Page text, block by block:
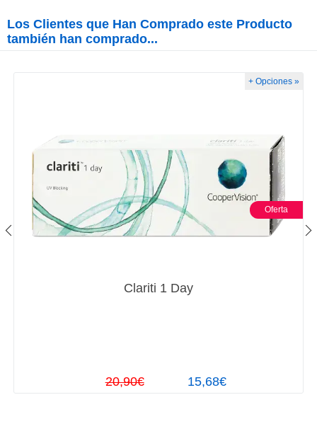
Los Clientes que Han Comprado este Producto
también han comprado...
Clariti 1 Day
15,68€
Oferta
20,90€
+ Opciones »